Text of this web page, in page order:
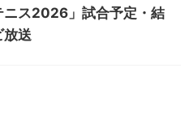
ニス2026」試合予定・結
放送